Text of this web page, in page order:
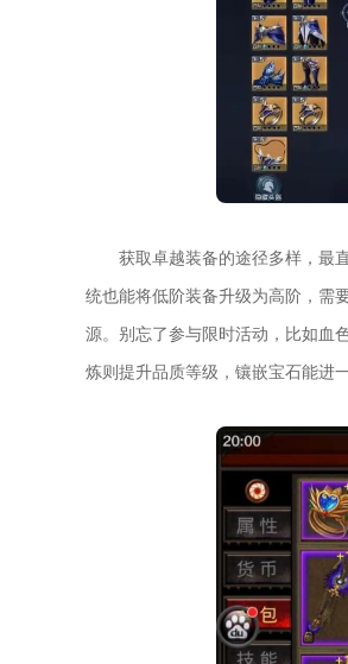
获取卓越装备的途径多样，最
统也能将低阶装备升级为高阶，需
源。别忘了参与限时活动，比如血
炼则提升品质等级，镶嵌宝石能进